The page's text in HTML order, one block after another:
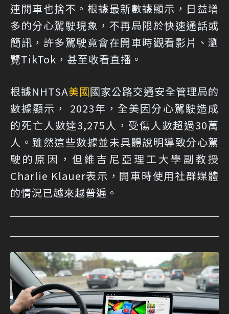
連開車也捨不。根據最新數據顯示，日益增
多的分心駕駛現象，不再局限於快速通話或
簡訊，許多駕駛竟會在開車時觀看影片、瀏
覽TikTok，甚至收看直播。
根據NHTSA美國國家公路交通安全管理局的
數據顯示， 2023年，全美因分心駕駛造成
的死亡人數達3,275人，受傷人數超過30萬
人。雖然這些數據並未具體說明導致分心駕
駛的原因，但維吉尼亞理工大學副教授
Charlie Klauer表示，開車時使用社群媒體
的情況已越來越普遍。